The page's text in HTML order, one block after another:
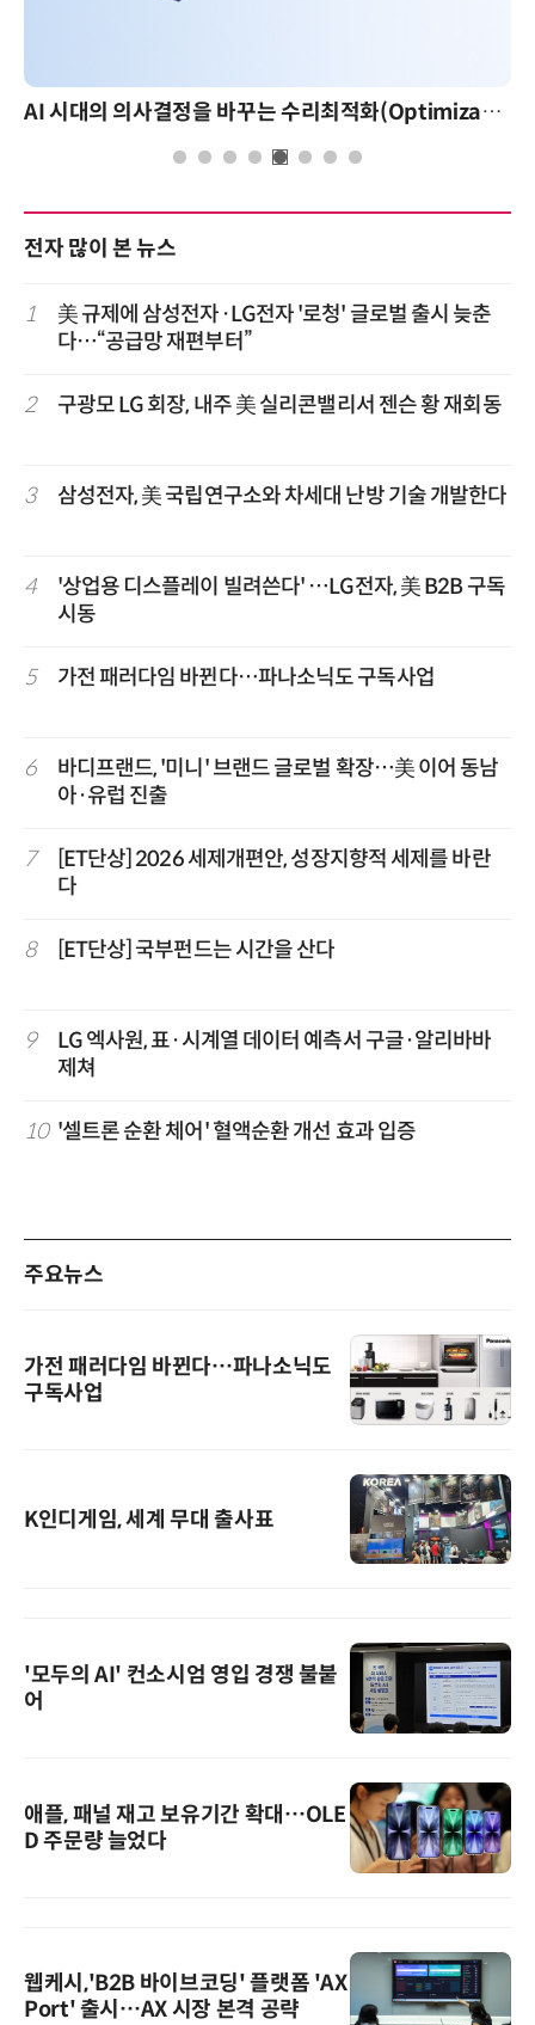
AI 시대의 의사결정을 바꾸는 수리최적화(Optimization): 실제 산업 적용 사례와 활용 전략
전자 많이 본 뉴스
1
美 규제에 삼성전자·LG전자 '로청' 글로벌 출시 늦춘
다…“공급망 재편부터”
2 구광모 LG 회장, 내주 美 실리콘밸리서 젠슨 황 재회동
3 삼성전자, 美 국립연구소와 차세대 난방 기술 개발한다
4
'상업용 디스플레이 빌려쓴다' …LG전자, 美 B2B 구독
시동
5 가전 패러다임 바뀐다…파나소닉도 구독사업
6
바디프랜드, '미니' 브랜드 글로벌 확장…美 이어 동남
아·유럽 진출
7
[ET단상] 2026 세제개편안, 성장지향적 세제를 바란
다
8 [ET단상] 국부펀드는 시간을 산다
9
LG 엑사원, 표·시계열 데이터 예측서 구글·알리바바
제쳐
10 '셀트론 순환 체어' 혈액순환 개선 효과 입증
주요뉴스
가전 패러다임 바뀐다…파나소닉도
구독사업
K인디게임, 세계 무대 출사표
'모두의 AI' 컨소시엄 영입 경쟁 불붙
어
애플, 패널 재고 보유기간 확대…OLE
D 주문량 늘었다
웹케시,'B2B 바이브코딩' 플랫폼 'AX
Port' 출시…AX 시장 본격 공략